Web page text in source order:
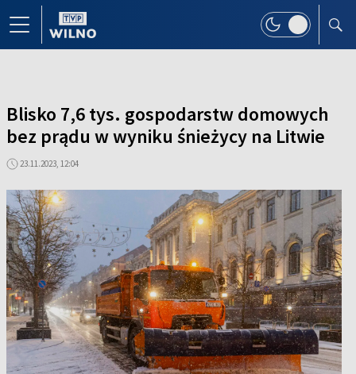
Blisko 7,6 tys. gospodarstw domowych
bez prądu w wyniku śnieżycy na Litwie
23.11.2023, 12:04